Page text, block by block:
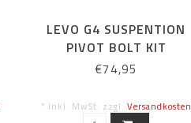
LEVO G4 SUSPENTION
PIVOT BOLT KIT
€74,95
* Inkl. MwSt. zzgl. Versandkosten